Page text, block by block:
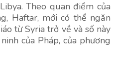
Theo quan điểm của
Haftar, mới có thể ngăn
từ Syria trở về và số này
của Pháp, của phương